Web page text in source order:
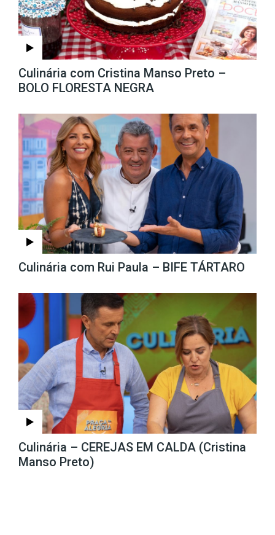
Culinária com Cristina Manso Preto –
BOLO FLORESTA NEGRA
Culinária com Rui Paula – BIFE TÁRTARO
Culinária – CEREJAS EM CALDA (Cristina
Manso Preto)